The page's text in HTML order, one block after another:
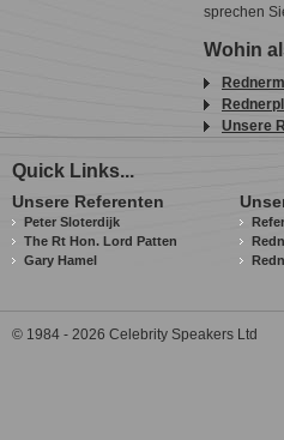
sprechen
Wohin
Unsere
Quick Links...
Unsere Referenten
Peter Sloterdijk
The Rt Hon. Lord Patten
Gary Hamel
© 1984 - 2026 Celebrity Speakers Ltd